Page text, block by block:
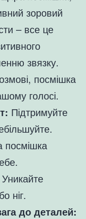
зоровий
– все це
звязку.
посмішка
голосі.
Підтримуйте
Уникайте
ніг.
до деталей: